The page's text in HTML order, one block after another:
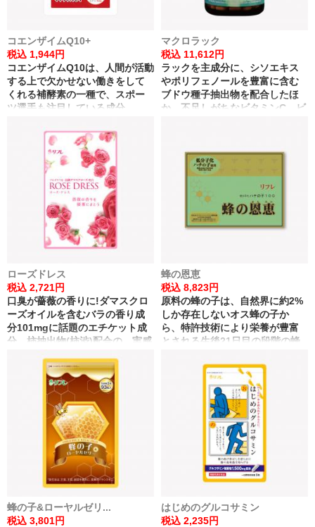
コエンザイムQ10+
税込 1,944円
コエンザイムQ10は、人間が活動
する上で欠かせない働きをして
くれる補酵素の一種で、スポー
ツ選手も注目している成分。
のためにお役立てください。
マクロラック
税込 11,612円
ラックを主成分に、シソエキス
やポリフェノールを豊富に含む
ブドウ種子抽出物を配合したほ
か、不足しがちなビタミンC、ビ
ローズドレス
税込 2,721円
口臭が薔薇の香りに!ダマスクロ
ーズオイルを含むバラの香り成
分101mgに話題のエチケット成
分、柿抽出物(柿渋)配合の、実感
力にこだわったバラのサプリで
蜂の恩恵
税込 8,823円
原料の蜂の子は、自然界に約2%
しか存在しないオス蜂の子か
ら、特許技術により栄養が豊富
とされる生後21日目の段階の蜂
やアミノ酸など、貴重な栄養を
高含有した一品です。
蜂の子&ローヤルゼリ...
税込 3,801円
はじめのグルコサミン
税込 2,235円